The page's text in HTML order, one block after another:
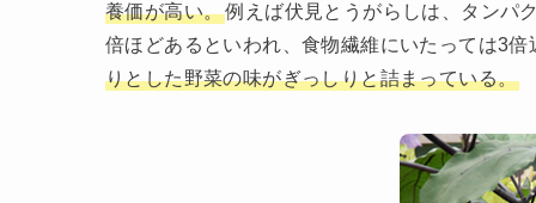
養価が高い。例えば伏見とうがらしは、タンパ
倍ほどあるといわれ、食物繊維にいたっては3倍
りとした野菜の味がぎっしりと詰まっている。